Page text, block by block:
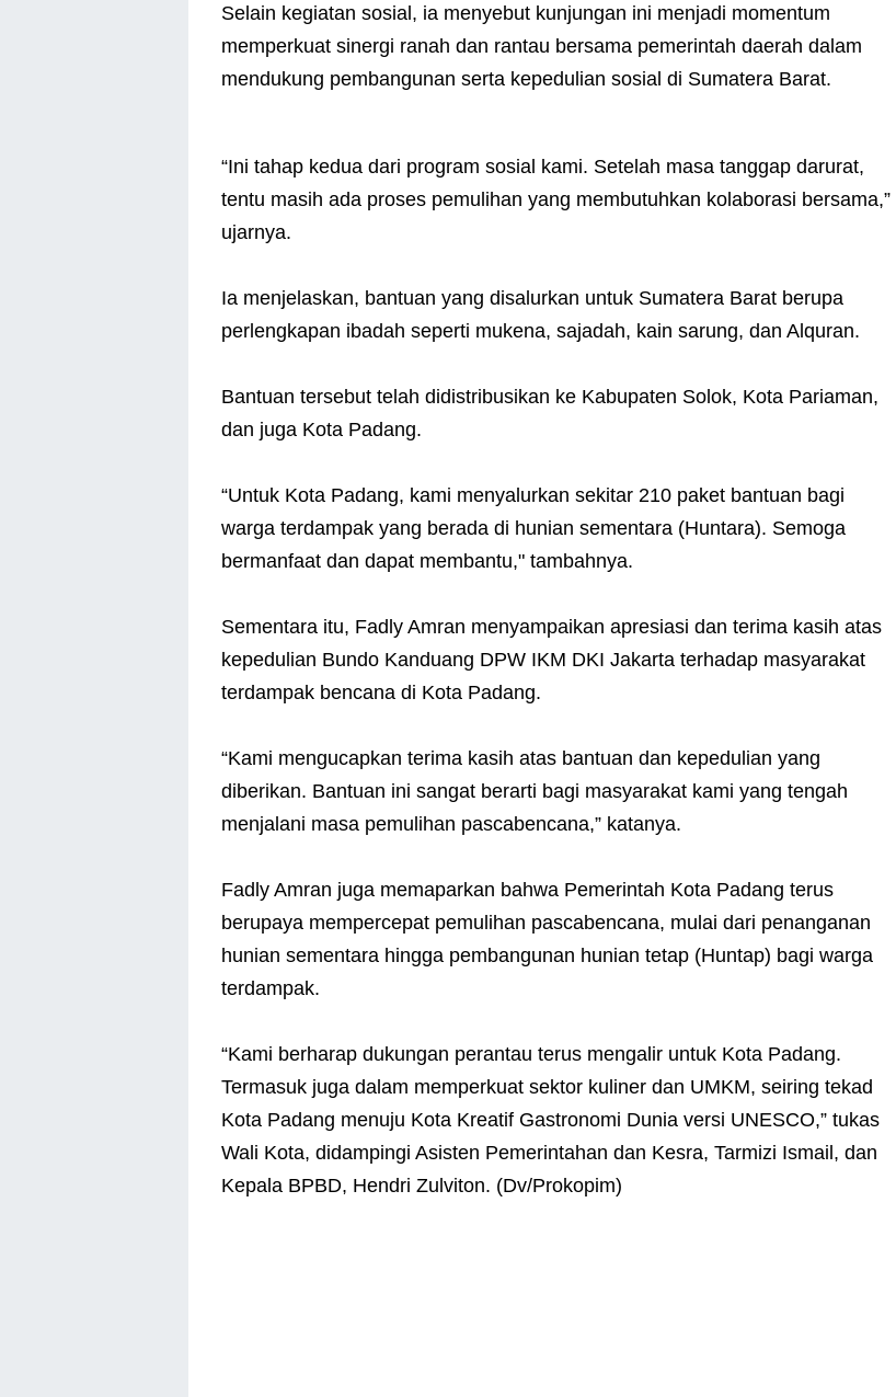
Selain kegiatan sosial, ia menyebut kunjungan ini menjadi momentum
memperkuat sinergi ranah dan rantau bersama pemerintah daerah dalam
mendukung pembangunan serta kepedulian sosial di Sumatera Barat.
“Ini tahap kedua dari program sosial kami. Setelah masa tanggap darurat,
tentu masih ada proses pemulihan yang membutuhkan kolaborasi bersama,”
ujarnya.
Ia menjelaskan, bantuan yang disalurkan untuk Sumatera Barat berupa
perlengkapan ibadah seperti mukena, sajadah, kain sarung, dan Alquran.
Bantuan tersebut telah didistribusikan ke Kabupaten Solok, Kota Pariaman,
dan juga Kota Padang.
“Untuk Kota Padang, kami menyalurkan sekitar 210 paket bantuan bagi
warga terdampak yang berada di hunian sementara (Huntara). Semoga
bermanfaat dan dapat membantu," tambahnya.
Sementara itu, Fadly Amran menyampaikan apresiasi dan terima kasih atas
kepedulian Bundo Kanduang DPW IKM DKI Jakarta terhadap masyarakat
terdampak bencana di Kota Padang.
“Kami mengucapkan terima kasih atas bantuan dan kepedulian yang
diberikan. Bantuan ini sangat berarti bagi masyarakat kami yang tengah
menjalani masa pemulihan pascabencana,” katanya.
Fadly Amran juga memaparkan bahwa Pemerintah Kota Padang terus
berupaya mempercepat pemulihan pascabencana, mulai dari penanganan
hunian sementara hingga pembangunan hunian tetap (Huntap) bagi warga
terdampak.
“Kami berharap dukungan perantau terus mengalir untuk Kota Padang.
Termasuk juga dalam memperkuat sektor kuliner dan UMKM, seiring tekad
Kota Padang menuju Kota Kreatif Gastronomi Dunia versi UNESCO,” tukas
Wali Kota, didampingi Asisten Pemerintahan dan Kesra, Tarmizi Ismail, dan
Kepala BPBD, Hendri Zulviton. (Dv/Prokopim)